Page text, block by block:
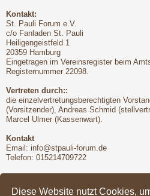
Diese Website nutzt Cookies,
Kontakt:
St. Pauli Forum e.V.
c/o Fanladen St. Pauli
Heiligengeistfeld 1
20359 Hamburg
Eingetragen im Vereinsregister beim
Registernummer 22098.
Vertreten durch::
die einzelvertretungsberechtigten
(Vorsitzender), Andreas Schmid
Marcel Ulmer (Kassenwart).
Kontakt
Email: info@stpauli-forum.de
Telefon: 015214709722
Hinsichtlich der Nutzungsbedingungen